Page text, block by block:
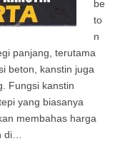
be
to
n
panjang, terutama
beton, kanstin juga
Fungsi kanstin
yang biasanya
membahas harga
di…